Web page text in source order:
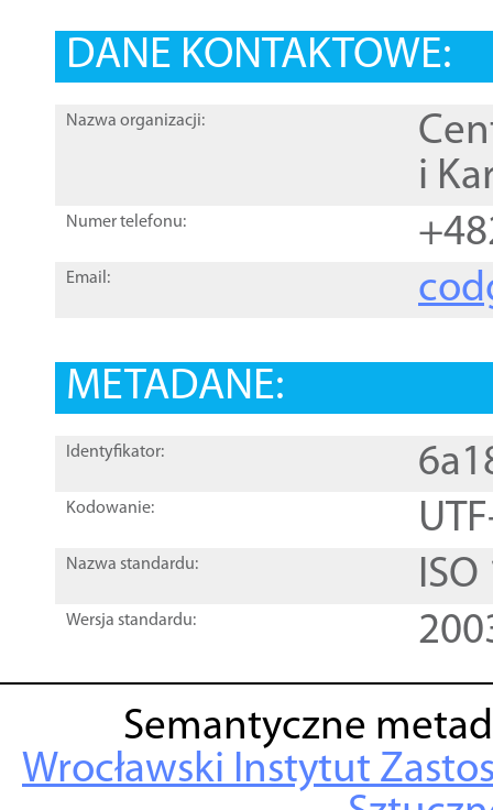
DANE KONTAKTOWE:
Nazwa organizacji:
i
Numer telefonu:
Email:
METADANE:
Identyfikator:
Kodowanie:
Nazwa standardu:
Wersja standardu:
Semantyczne
Wrocławski Instytut